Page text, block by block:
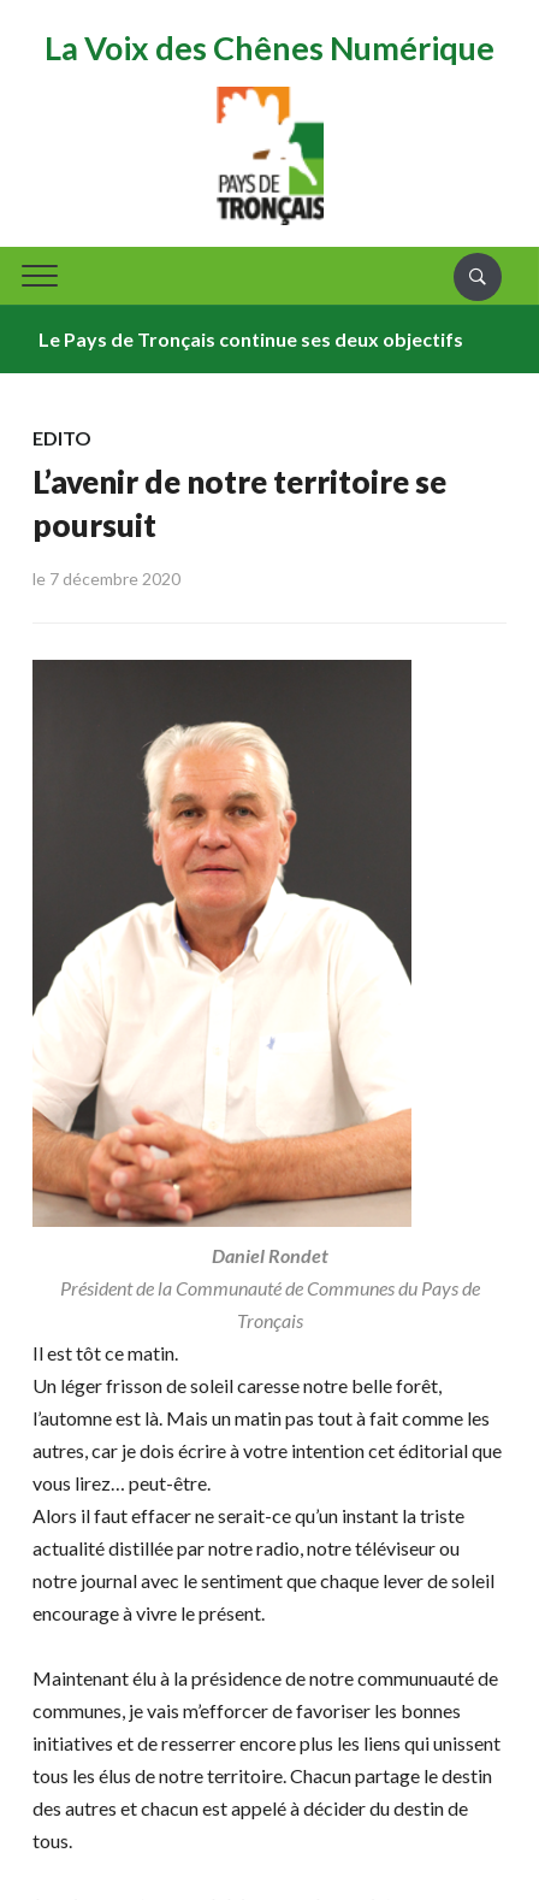
La Voix des Chênes Numérique
Le Pays de Tronçais continue ses deux objectifs
EDITO
L’avenir de notre territoire se
poursuit
le 7 décembre 2020
Daniel Rondet
Président de la Communauté de Communes du Pays de
Tronçais
Il est tôt ce matin.
Un léger frisson de soleil caresse notre belle forêt,
l’automne est là. Mais un matin pas tout à fait comme les
autres, car je dois écrire à votre intention cet éditorial que
vous lirez… peut-être.
Alors il faut effacer ne serait-ce qu’un instant la triste
actualité distillée par notre radio, notre téléviseur ou
notre journal avec le sentiment que chaque lever de soleil
encourage à vivre le présent.
Maintenant élu à la présidence de notre communuauté de
communes, je vais m’efforcer de favoriser les bonnes
initiatives et de resserrer encore plus les liens qui unissent
tous les élus de notre territoire. Chacun partage le destin
des autres et chacun est appelé à décider du destin de
tous.